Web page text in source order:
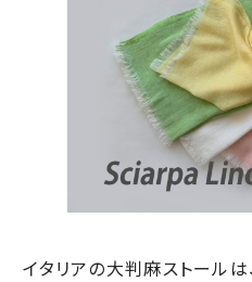
イタリアの大判麻ストールは